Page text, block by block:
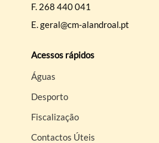
F. 268 440 041
E.geral@cm-alandroal.pt
Acessos rápidos
Águas
Desporto
Fiscalização
Contactos Úteis